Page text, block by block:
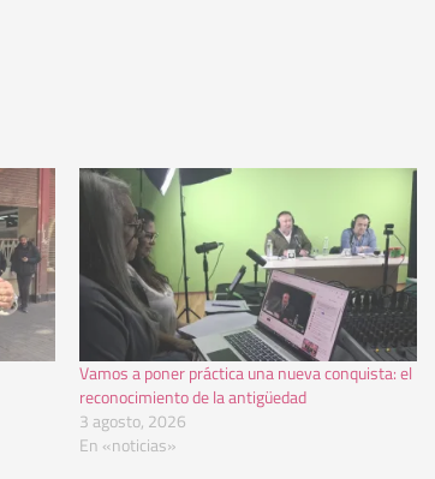
Vamos a poner práctica una nueva conquista: el
reconocimiento de la antigüedad
3 agosto, 2026
En «noticias»